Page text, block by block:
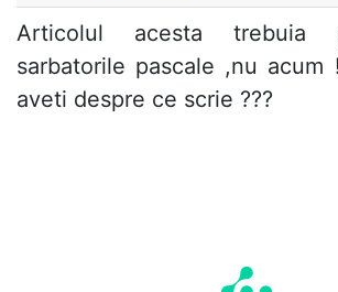
Articolul acesta trebuia
sarbatorile pascale ,nu acum
aveti despre ce scrie ???